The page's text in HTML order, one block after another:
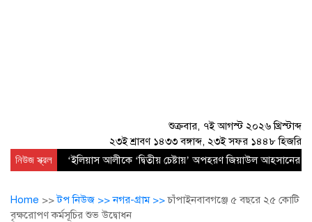
শুক্রবার, ৭ই আগস্ট ২০২৬ খ্রিস্টাব্দ
২৩ই শ্রাবণ ১৪৩৩ বঙ্গাব্দ, ২৩ই সফর ১৪৪৮ হিজরি
নিউজ স্ক্রল ‘ইলিয়াস আলীকে ‘দ্বিতীয় চেষ্টায়’ অপহরণ জিয়াউল আহসানের
Home >>টপ নিউজ >>নগর-গ্রাম >>চাঁপাইনবাবগঞ্জে ৫ বছরে ২৫ কোটি
বৃক্ষরোপণ কর্মসূচির শুভ উদ্বোধন